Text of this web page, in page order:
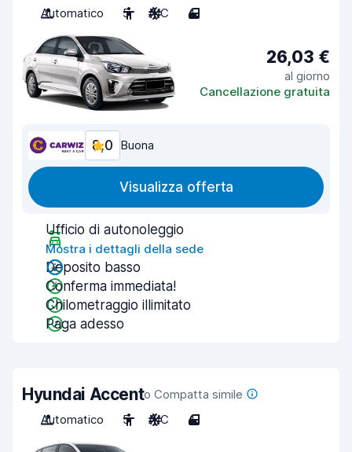
Automatico 5 A/C 4
26,03 €
al giorno
Cancellazione gratuita
8,0 Buona
Visualizza offerta
Ufficio di autonoleggio
Mostra i dettagli della sede
Deposito basso
Conferma immediata!
Chilometraggio illimitato
Paga adesso
Hyundai Accento Compatta simile
Automatico
5 A/C 4